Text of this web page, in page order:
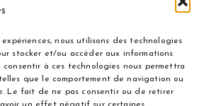
nous utilisons des technologies
stocker et/ou accéder aux informations
à ces technologies nous permettra
que le comportement de navigation ou
Le fait de ne pas consentir ou de retirer